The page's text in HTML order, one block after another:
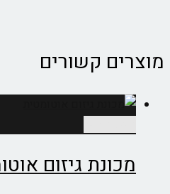
קשורים
גיזום אוטומטית